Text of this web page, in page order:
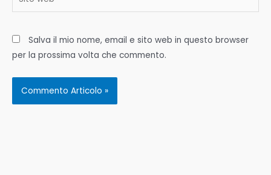
Salva il mio nome, email e sito web in questo browser
per la prossima volta che commento.